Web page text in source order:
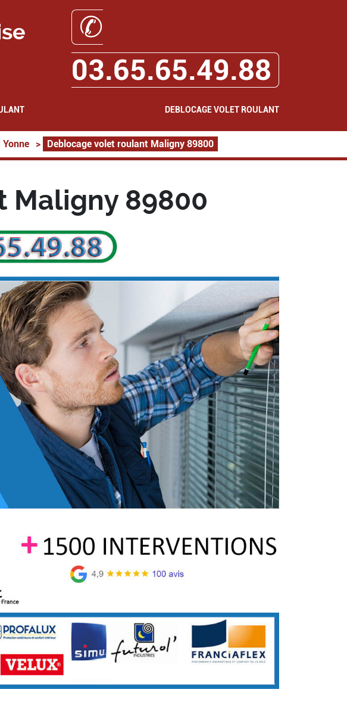
✆
03.65.65.49.88
DEBLOCAGE VOLET ROULANT
> Deblocage volet roulant Maligny 89800
Maligny 89800